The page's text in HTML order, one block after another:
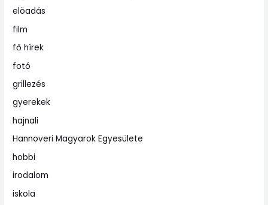
elöadás
film
fő hírek
fotó
grillezés
gyerekek
hajnali
Hannoveri Magyarok Egyesülete
hobbi
irodalom
iskola